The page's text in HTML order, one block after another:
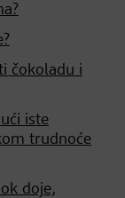
čokoladu i
iste
trudnoće
doje,